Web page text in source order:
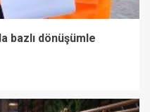
bazlı dönüşümle